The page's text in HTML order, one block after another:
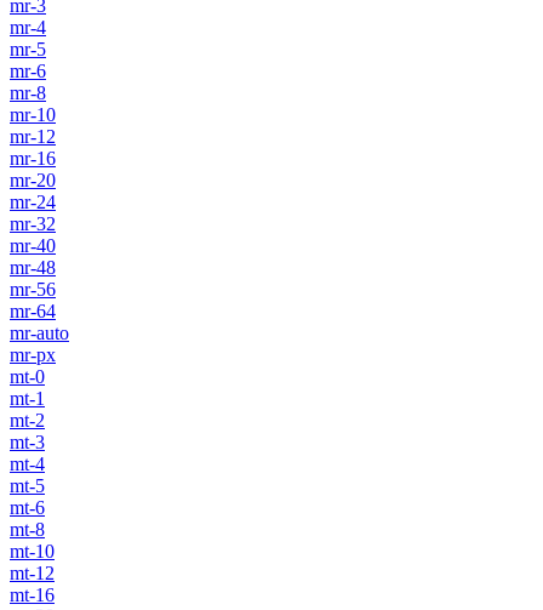
mr-3
mr-4
mr-5
mr-6
mr-8
mr-10
mr-12
mr-16
mr-20
mr-24
mr-32
mr-40
mr-48
mr-56
mr-64
mr-auto
mr-px
mt-0
mt-1
mt-2
mt-3
mt-4
mt-5
mt-6
mt-8
mt-10
mt-12
mt-16